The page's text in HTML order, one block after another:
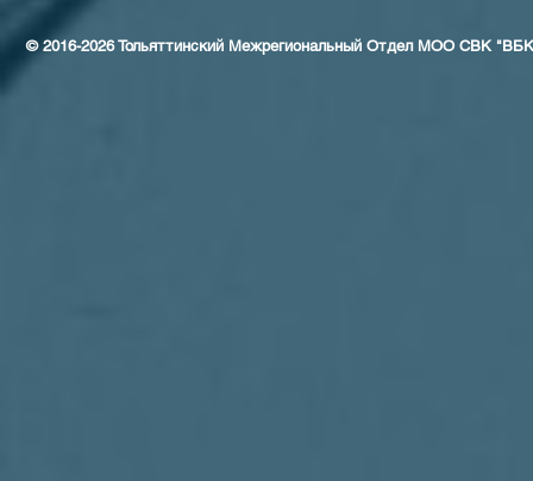
© 2016-2026 Тольяттинский Межрегиональный Отдел МОО СВК